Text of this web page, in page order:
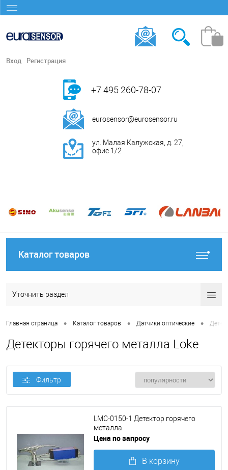
Вход Регистрация
+7 495 260-78-07
eurosensor@eurosensor.ru
ул. Малая Калужская, д. 27,
офис 1/2
Каталог товаров
Уточнить раздел
Главная страница • Каталог товаров • Датчики оптические •
Детекторы горячего металла Loke
Фильтр
LMC-0150-1 Детектор горячего
металла
Цена по запросу
В корзину